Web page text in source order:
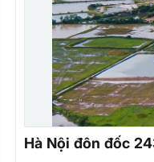
Hà Nội đôn đốc